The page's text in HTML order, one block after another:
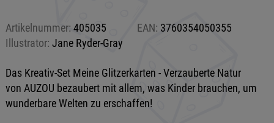
Artikelnummer: 405035 EAN: 3760354050355
Illustrator: Jane Ryder-Gray
Das Kreativ-Set Meine Glitzerkarten - Verzauberte Natur
von AUZOU bezaubert mit allem, was Kinder brauchen, um
wunderbare Welten zu erschaffen!